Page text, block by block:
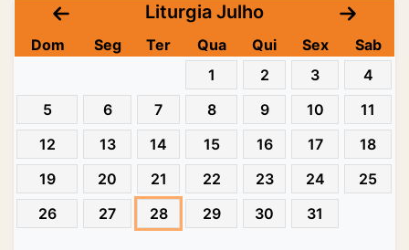
Liturgia Julho
Dom Seg Ter Qua Qui Sex
Sab
1
2 3
4
5
6 7 8 9 10
11
12
13 14 15 16 17
18
19
20 21 22 23 24
25
26
27 28 29 30 31